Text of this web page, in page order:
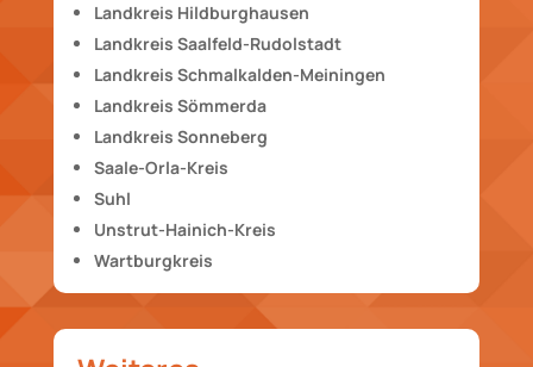
Landkreis Hildburghausen
Landkreis Saalfeld-Rudolstadt
Landkreis Schmalkalden-Meiningen
Landkreis Sömmerda
Landkreis Sonneberg
Saale-Orla-Kreis
Suhl
Unstrut-Hainich-Kreis
Wartburgkreis